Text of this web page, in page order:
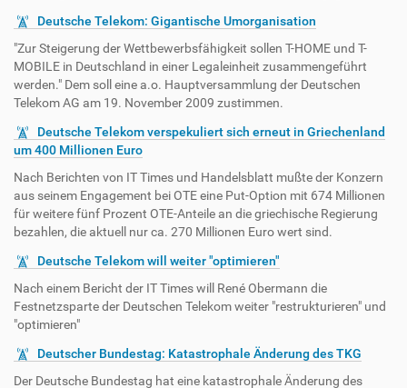
Deutsche Telekom: Gigantische Umorganisation
"Zur Steigerung der Wettbewerbsfähigkeit sollen T-HOME und T-
MOBILE in Deutschland in einer Legaleinheit zusammengeführt
werden." Dem soll eine a.o. Hauptversammlung der Deutschen
Telekom AG am 19. November 2009 zustimmen.
Deutsche Telekom verspekuliert sich erneut in Griechenland
um 400 Millionen Euro
Nach Berichten von IT Times und Handelsblatt mußte der Konzern
aus seinem Engagement bei OTE eine Put-Option mit 674 Millionen
für weitere fünf Prozent OTE-Anteile an die griechische Regierung
bezahlen, die aktuell nur ca. 270 Millionen Euro wert sind.
Deutsche Telekom will weiter "optimieren"
Nach einem Bericht der IT Times will René Obermann die
Festnetzsparte der Deutschen Telekom weiter "restrukturieren" und
"optimieren"
Deutscher Bundestag: Katastrophale Änderung des TKG
Der Deutsche Bundestag hat eine katastrophale Änderung des